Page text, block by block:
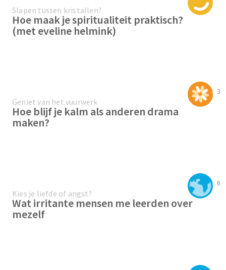
Slapen tussen kristallen?
Hoe maak je spiritualiteit praktisch?
(met eveline helmink)
3
Geniet van het vuurwerk
Hoe blijf je kalm als anderen drama
maken?
6
Kies je liefde of angst?
Wat irritante mensen me leerden over
mezelf